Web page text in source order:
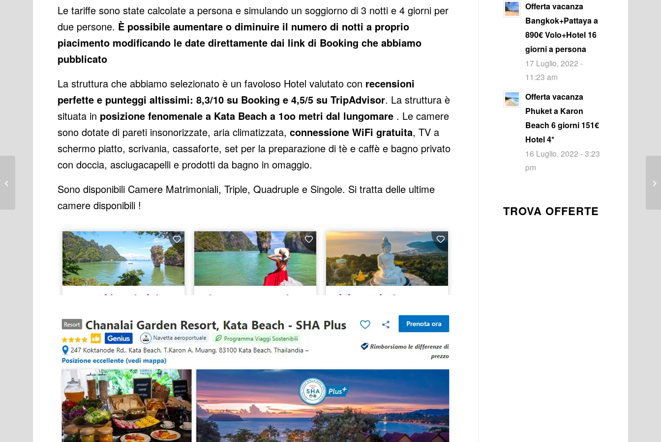
Le tariffe sono state calcolate a persona e simulando un soggiorno di 3 notti e 4 giorni per
due persone. È possibile aumentare o diminuire il numero di notti a proprio
piacimento modificando le date direttamente dai link di Booking che abbiamo
pubblicato
La struttura che abbiamo selezionato è un favoloso Hotel valutato con recensioni
perfette e punteggi altissimi: 8,3/10 su Booking e 4,5/5 su TripAdvisor. La struttura è
situata in posizione fenomenale a Kata Beach a 1oo metri dal lungomare . Le camere
sono dotate di pareti insonorizzate, aria climatizzata,connessione WiFi gratuita, TV a
schermo piatto, scrivania, cassaforte, set per la preparazione di tè e caffè e bagno privato
con doccia, asciugacapelli e prodotti da bagno in omaggio.
Sono disponibili Camere Matrimoniali, Triple, Quadruple e Singole. Si tratta delle ultime
camere disponibili !
Offerta vacanza
Bangkok+Pattaya a
890€ Volo+Hotel 16
giorni a persona
17 Luglio, 2022 -
11:23 am
Offerta vacanza
Phuket a Karon
Beach 6 giorni 151€
Hotel 4*
16 Luglio, 2022 - 3:23
pm
TROVA OFFERTE
incredibili da visitare